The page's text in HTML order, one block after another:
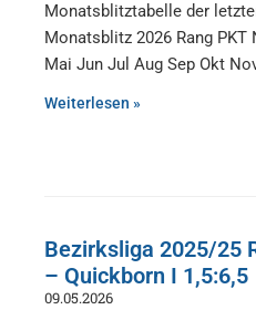
Monatsblitztabelle der
Monatsblitz 2026 Rang PKT
Mai Jun Jul Aug Sep Okt
Weiterlesen »
Bezirksliga 2025/25
– Quickborn I 1,5:6,5
09.05.2026